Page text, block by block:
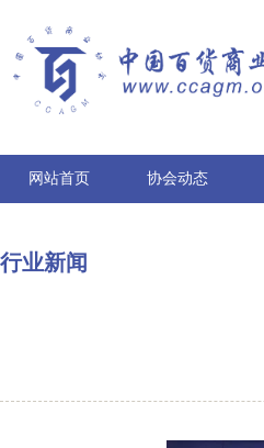
网站首页 协会动态
行业新闻